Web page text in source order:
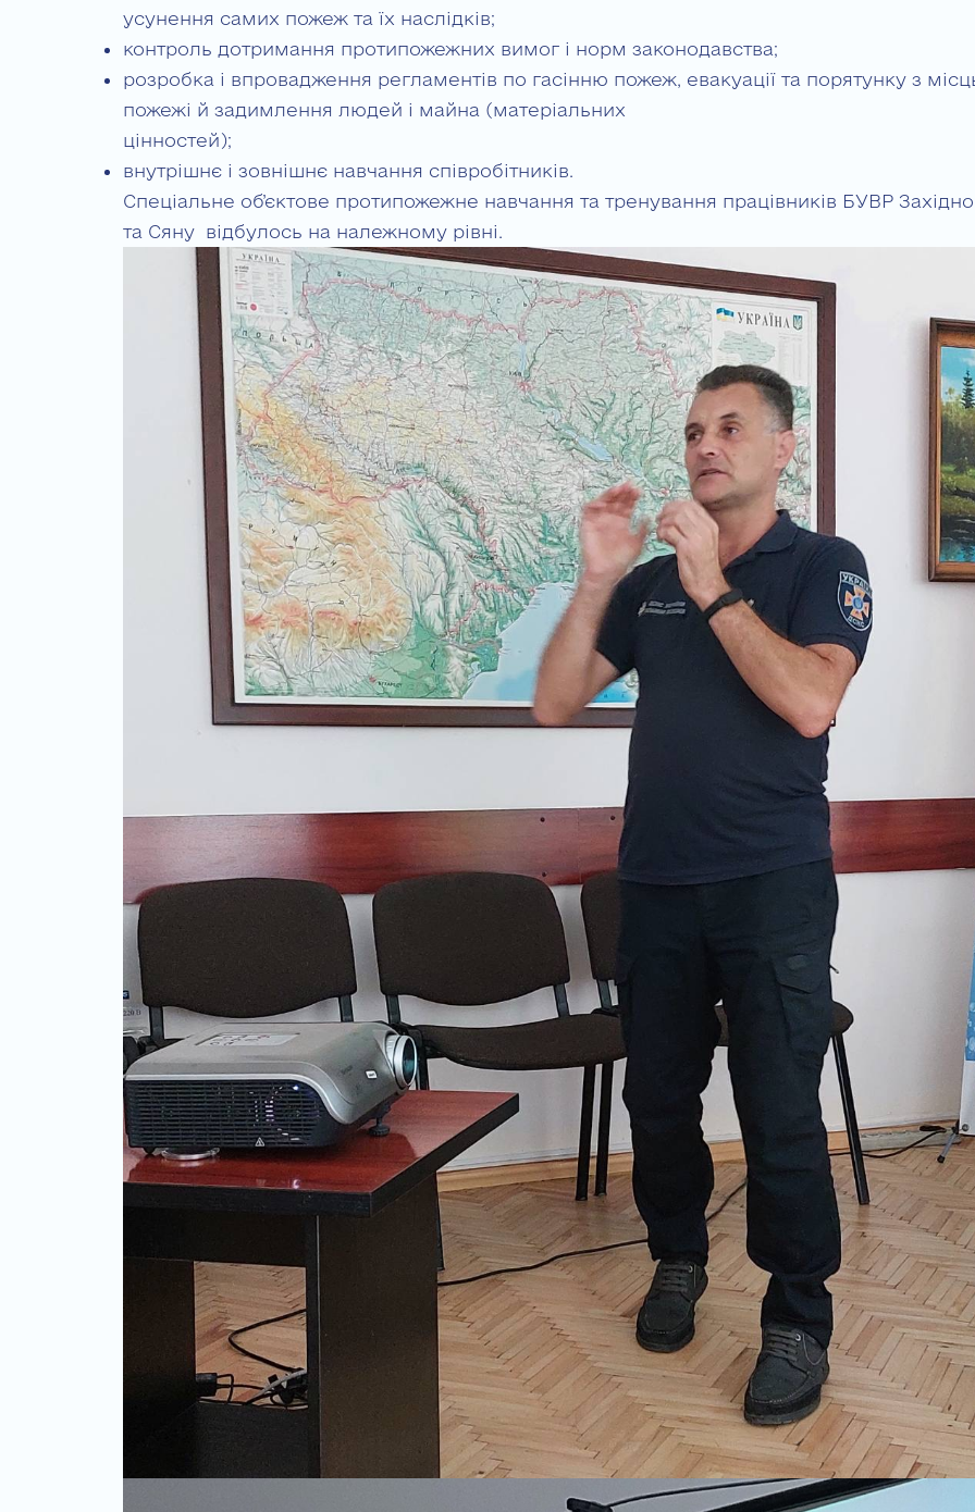
усунення самих пожеж та їх наслідків;
контроль дотримання протипожежних вимог і норм законодавства;
розробка і впровадження регламентів по гасінню пожеж, евакуації та порятунку з
пожежі й задимлення людей і майна (матеріальних
цінностей);
внутрішнє і зовнішнє навчання співробітників.
Спеціальне об’єктове протипожежне навчання та тренування працівників БУВР
та Сяну відбулось на належному рівні.